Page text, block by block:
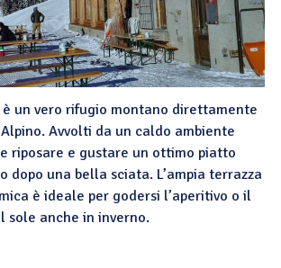
un vero rifugio montano direttamente
Avvolti da un caldo ambiente
riposare e gustare un ottimo piatto
dopo una bella sciata. L’ampia terrazza
è ideale per godersi l’aperitivo o il
sole anche in inverno.